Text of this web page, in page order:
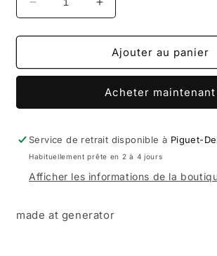
Réduire
la
quantité
HODDLE
METAL
Augmenter
la
quantité
de
HODDLE
LUXTON
METAL
Ajouter au panier
Acheter maintenant
Service de retrait disponible à Piguet-
Habituellement prête en 2 à 4 jours
Afficher les informations de la
made at generator